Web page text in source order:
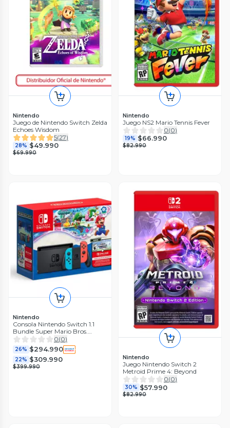
Nintendo
Juego de Nintendo Switch Zelda
Echoes Wisdom
5(27)
28% $49.990
$69.990
Nintendo
Juego NS2 Mario Tennis Fever
0(0)
19% $66.990
$82.990
Nintendo
Consola Nintendo Switch 1.1
Bundle Super Mario Bros.
Wonder Digital + 3 Meses de
Nintendo Online
0(0)
26% $294.990
22% $309.990
$399.990
Nintendo
Juego Nintendo Switch 2
Metroid Prime 4: Beyond
0(0)
30% $57.990
$82.990